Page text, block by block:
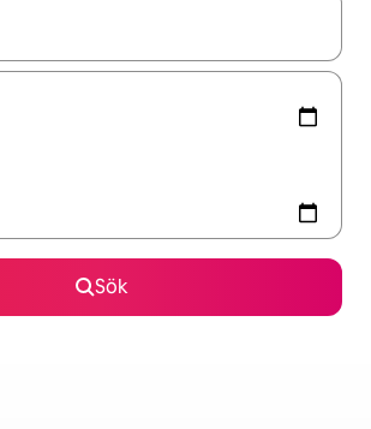
tillgängliga kan du navigera med upp- och
Sök